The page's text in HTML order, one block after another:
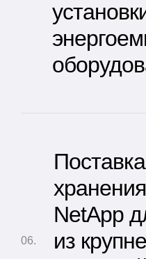
NetApp
из